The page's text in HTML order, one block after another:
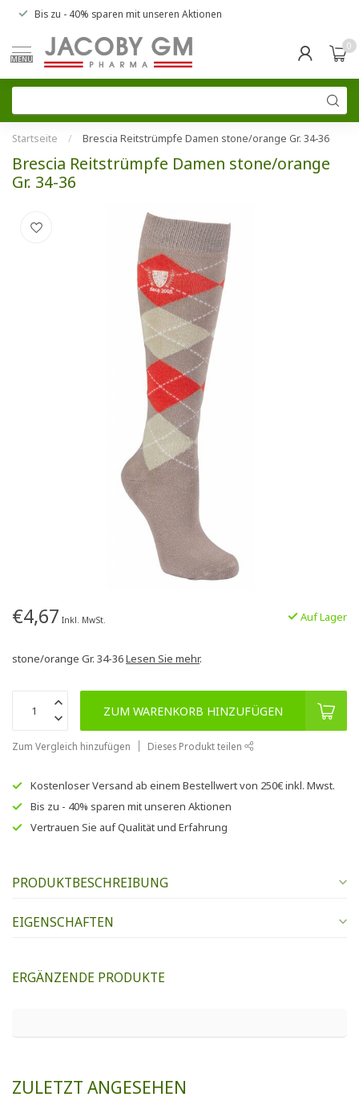
Bis zu - 40% sparen mit unseren Aktionen
MENU
0
Startseite / Brescia Reitstrümpfe Damen stone/orange Gr. 34-36
Brescia Reitstrümpfe Damen stone/orange
Gr. 34-36
€4,67 Inkl. MwSt. Auf Lager
stone/orange Gr. 34-36Lesen Sie mehr.
ZUM WARENKORB HINZUFÜGEN
Zum Vergleich hinzufügen Dieses Produkt teilen
Kostenloser Versand ab einem Bestellwert von 250€inkl. Mwst.
Bis zu - 40% sparen mit unseren Aktionen
Vertrauen Sie aufQualität und Erfahrung
PRODUKTBESCHREIBUNG
EIGENSCHAFTEN
ERGÄNZENDE PRODUKTE
ZULETZT ANGESEHEN